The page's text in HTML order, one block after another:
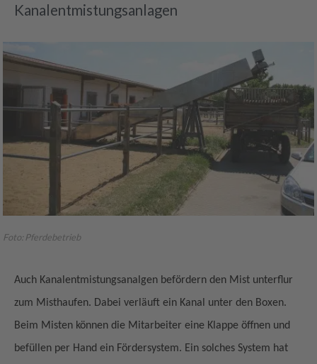
Kanalentmistungsanlagen
Foto: Pferdebetrieb
Auch Kanalentmistungsanalgen befördern den Mist unterflur
zum Misthaufen. Dabei verläuft ein Kanal unter den Boxen.
Beim Misten können die Mitarbeiter eine Klappe öffnen und
befüllen per Hand ein Fördersystem. Ein solches System hat